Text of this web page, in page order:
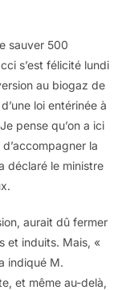
sauver 500
s’est félicité lundi
au biogaz de
loi entérinée à
pense qu’on a ici
la
déclaré le ministre
aurait dû fermer
et induits. Mais, «
indiqué M.
et même au-delà,